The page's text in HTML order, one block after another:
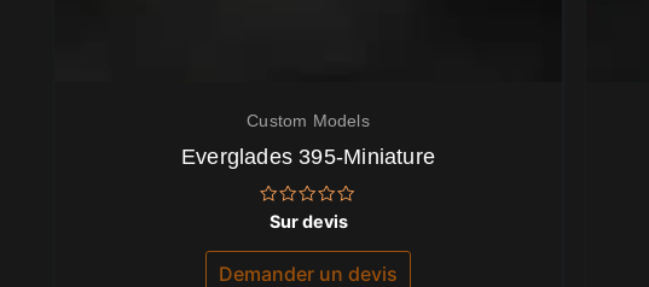
Custom Models
Everglades 395-Miniature
Note
0
sur
Sur devis
Demander un devis